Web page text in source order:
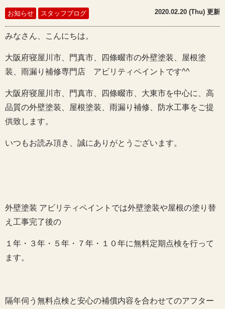
お知らせ スタッフブログ 2020.02.20 (Thu) 更新
みなさん、こんにちは。
大阪府寝屋川市、門真市、四條畷市の外壁塗装、屋根塗
装、雨漏り補修専門店 アビリティペイントです^^
大阪府寝屋川市、門真市、四條畷市、大東市を中心に、高
品質の外壁塗装、屋根塗装、雨漏り補修、防水工事をご提
供致します。
いつもお読み頂き、誠にありがとうございます。
外壁塗装 アビリティペイントでは外壁塗装や屋根の塗り替
え工事完了後の
１年・３年・５年・７年・１０年に無料定期点検を行って
ます。
隔年伺う無料点検と安心の補償内容を合わせてのアフター